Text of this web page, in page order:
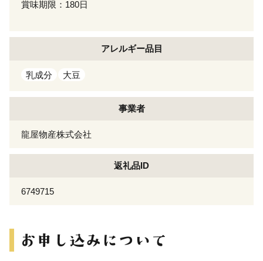
賞味期限：180日
アレルギー品目
乳成分 大豆
事業者
龍屋物産株式会社
返礼品ID
6749715